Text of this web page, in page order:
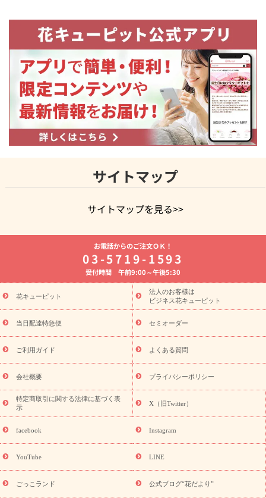
サイトマップ
サイトマップを見る>>
よく贈られる花
お祝いの花特集
誕生日フラワーギフト特集
8月の誕生花(トルコキキョウ)
開店・開業祝い
お供え・お悔やみ お供え・お悔やみの花
通夜・葬儀に贈る花 胡蝶蘭・花鉢
ーブドフラワー
季節のイベント
ひまわり ギフト・プレゼント
特集
お盆 花（新盆・初盆） 季節のイベント
お盆 花（新
盆・初盆）
お盆 花（新盆・初盆）
お盆・お供え 花とセットギ
フト
お盆・お供え プリザーブドフラワー
ひまわり ギフト・プ
レゼント特集
夏の花贈り・お中元・暑中見舞い 花のギフト特集
敬老の日におくる花ギフト・プレゼント特集
花ギフト・プレゼント特集
敬老の日 花のおすすめランキング
敬
老の日 花鉢植えのギフト・プレゼント特集
敬老の日 花とセットギ
フト・プレゼント特集
敬老の日の花 全てのギフト一覧
キャン
ペーン
映画『ウォーターガーディアンズ』コラボキャンペーン
「きょう誕生日なんです」キャンペーン
誕生日の花を探す
誕生日フラワーギフト 誕生日フラワーギフト特集
9月の誕生花(リンドウ)
ら探す
お祝いの花特集 当日配達特急便 お祝い商品一覧
お電話からのご注文ＯＫ！
03-5719-1593
受付時間 午前9:00～午後5:30
花キューピット
法人のお客様は
ビジネス花キューピット
当日配達特急便 セミオーダー
ご利用ガイド よくある質問
会社概要 プライバシーポリシー
特定商取引に関する法律に基づく表
示
X（旧Twitter）
facebook Instagram
YouTube LINE
ごっこランド 公式ブログ“花だより”